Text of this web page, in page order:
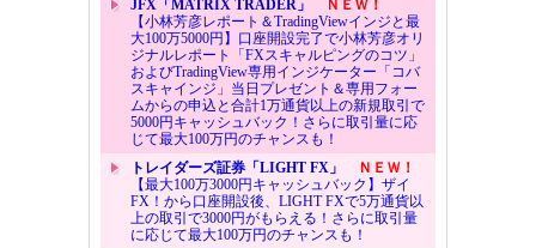
JFX「MATRIX TRADER」
ＮＥＷ！
【小林芳彦レポート＆TradingViewインジと最
大100万5000円】口座開設完了で小林芳彦オリ
ジナルレポート「FXスキャルピングのコツ」
およびTradingView専用インジケーター「コバ
スキャインジ」当日プレゼント＆専用フォー
ムからの申込と合計1万通貨以上の新規取引で
5000円キャッシュバック！さらに取引量に応
じて最大100万円のチャンスも！
トレイダーズ証券「LIGHT FX」
ＮＥＷ！
【最大100万3000円キャッシュバック】ザイ
FX！から口座開設後、LIGHT FXで5万通貨以
上の取引で3000円がもらえる！さらに取引量
に応じて最大100万円のチャンスも！